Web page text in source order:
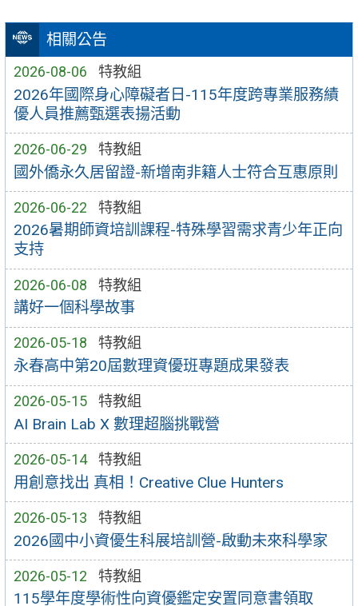
相關公告
2026-08-06 特教組
2026年國際身心障礙者日-115年度跨專業服務績
優人員推薦甄選表揚活動
2026-06-29 特教組
國外僑永久居留證-新增南非籍人士符合互惠原則
2026-06-22 特教組
2026暑期師資培訓課程-特殊學習需求青少年正向
支持
2026-06-08 特教組
講好一個科學故事
2026-05-18 特教組
永春高中第20屆數理資優班專題成果發表
2026-05-15 特教組
AI Brain Lab X 數理超腦挑戰營
2026-05-14 特教組
用創意找出 真相！Creative Clue Hunters
2026-05-13 特教組
2026國中小資優生科展培訓營-啟動未來科學家
2026-05-12 特教組
115學年度學術性向資優鑑定安置同意書領取